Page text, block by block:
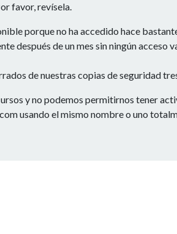
favor, revísela.
porque no ha accedido hace
después de un mes sin ningún acceso
de nuestras copias de seguridad
y no podemos permitirnos tener
usando el mismo nombre o uno